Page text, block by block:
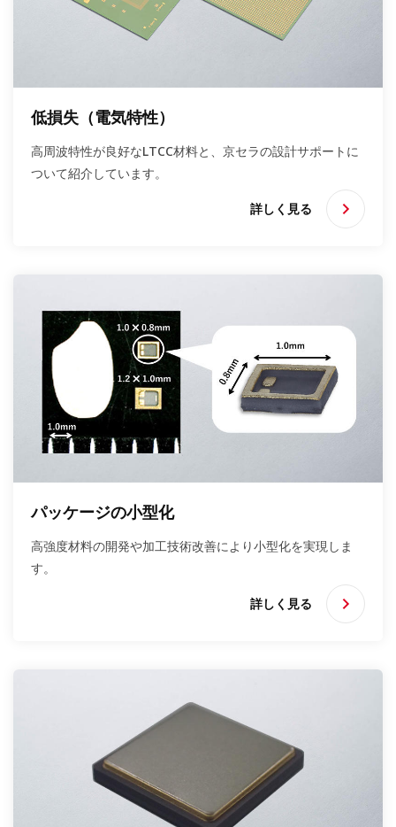
低損失（電気特性）
高周波特性が良好なLTCC材料と、京セラの設計サポートに
ついて紹介しています。
詳しく見る
パッケージの小型化
高強度材料の開発や加工技術改善により小型化を実現しま
す。
詳しく見る